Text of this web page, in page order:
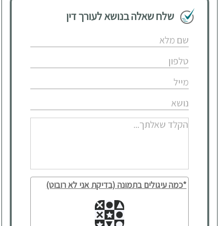
שלח שאלה בנושא לעורך דין
*כמה עיגולים בתמונה (בדיקת אני לא רובוט)